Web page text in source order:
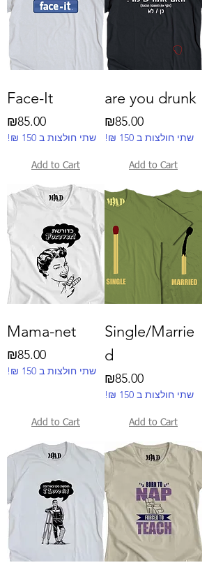
Face-It
Price
₪85.00
!₪ שתי חולצות ב 150
Add to Cart
are you drunk
Price
₪85.00
!₪ שתי חולצות ב 150
Add to Cart
Mama-net
Price
₪85.00
!₪ שתי חולצות ב 150
Add to Cart
Single/Marrie
d
Price
₪85.00
!₪ שתי חולצות ב 150
Add to Cart